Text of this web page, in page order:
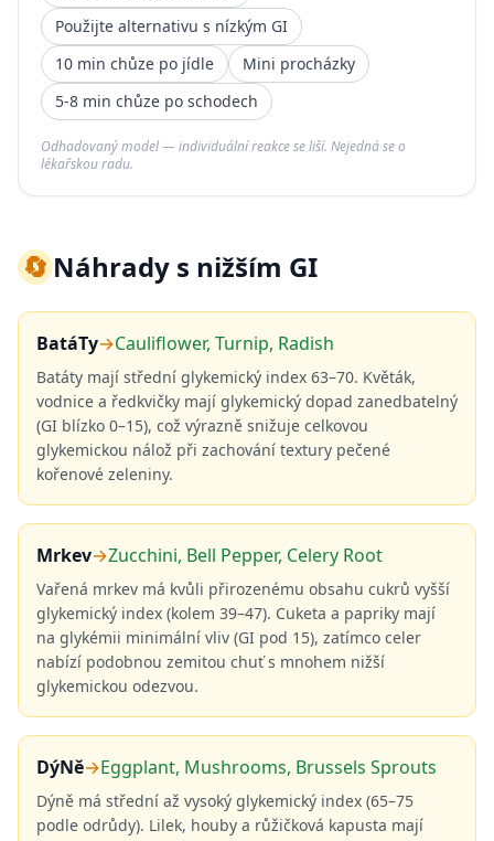
Použijte alternativu s nízkým GI
10 min chůze po jídle
Mini procházky
5-8 min chůze po schodech
Odhadovaný model — individuální reakce se liší. Nejedná se o
lékařskou radu.
🔄Náhrady s nižším GI
BatáTy→Cauliflower, Turnip, Radish
Batáty mají střední glykemický index 63–70. Květák,
vodnice a ředkvičky mají glykemický dopad zanedbatelný
(GI blízko 0–15), což výrazně snižuje celkovou
glykemickou nálož při zachování textury pečené
kořenové zeleniny.
Mrkev→Zucchini, Bell Pepper, Celery Root
Vařená mrkev má kvůli přirozenému obsahu cukrů vyšší
glykemický index (kolem 39–47). Cuketa a papriky mají
na glykémii minimální vliv (GI pod 15), zatímco celer
nabízí podobnou zemitou chuť s mnohem nižší
glykemickou odezvou.
DýNě→Eggplant, Mushrooms, Brussels Sprouts
Dýně má střední až vysoký glykemický index (65–75
podle odrůdy). Lilek, houby a růžičková kapusta mají